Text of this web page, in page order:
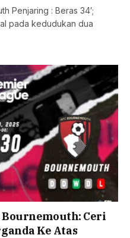
Penjaring : Beras 34′;
pada kedudukan dua
Ceri
Ke Atas